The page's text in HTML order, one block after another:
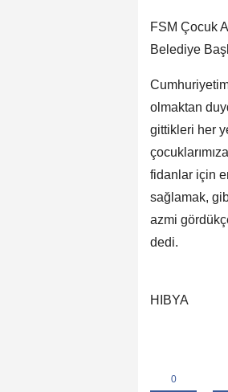
FSM Çocuk
Belediye
olmaktan
gittikleri her
fidanlar için
sağlamak,
azmi
dedi.
HIBYA